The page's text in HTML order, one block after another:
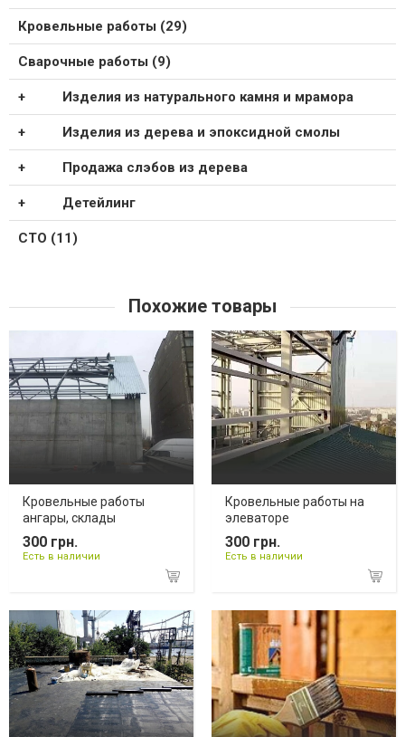
Кровельные работы (29)
Сварочные работы (9)
Изделия из натурального камня и мрамора
Изделия из дерева и эпоксидной смолы
Продажа слэбов из дерева
Детейлинг
СТО (11)
Похожие товары
Кровельные работы
ангары, склады
300 грн.
Есть в наличии
Кровельные работы на
элеваторе
300 грн.
Есть в наличии